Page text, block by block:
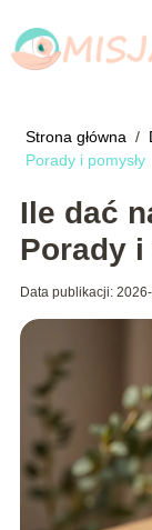
Strona główna /
Porady i pomysły
Ile dać
Porady i
Data publikacji: